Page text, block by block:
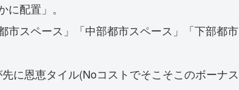
配置」。
市スペース」「中部都市スペース」「下部都市
に恩恵タイル(Noコストでそこそこのボーナス